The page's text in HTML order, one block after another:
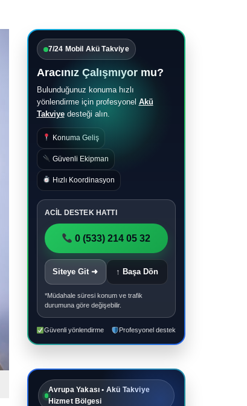
7/24 Mobil Akü Takviye
Aracınız Çalışmıyor mu?
Bulunduğunuz konuma hızlı
yönlendirme için profesyonel Akü
Takviyedesteği alın.
Konuma Geliş
Güvenli Ekipman
Hızlı Koordinasyon
ACİL DESTEK HATTI
0 (533) 214 05 32
Siteye Git ➜ ↑ Başa Dön
*Müdahale süresi konum ve trafik
durumuna göre değişebilir.
Güvenli yönlendirme Profesyonel destek
Avrupa Yakası • Akü Takviye
Hizmet Bölgesi